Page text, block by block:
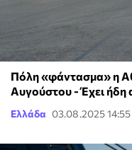
Πόλη «φάντασμα» η
Αυγούστου - Έχει ήδη
Ελλάδα 03.08.2025 14:55